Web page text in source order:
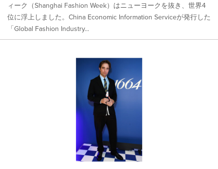
ィーク（Shanghai Fashion Week）はニューヨークを抜き、世界4
位に浮上しました。China Economic Information Serviceが発行した
「Global Fashion Industry...